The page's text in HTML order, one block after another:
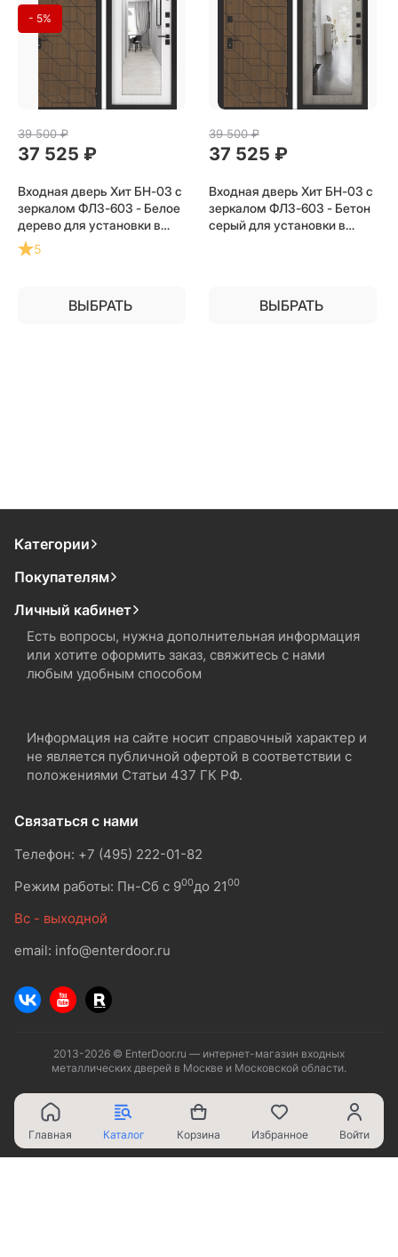
- 5%
39 500 ₽
37 525 ₽
Входная дверь Хит БН-03 с
зеркалом ФЛЗ-603 - Белое
дерево для установки в
квартиру
5
ВЫБРАТЬ
39 500 ₽
37 525 ₽
Входная дверь Хит БН-03 с
зеркалом ФЛЗ-603 - Бетон
серый для установки в
ВЫБРАТЬ
Категории
Покупателям
Личный кабинет
Есть вопросы, нужна дополнительная информация
или хотите оформить заказ, свяжитесь с нами
любым удобным способом
Информация на сайте носит справочный характер и
не является публичной офертой в соответствии с
положениями Статьи 437 ГК РФ.
Связаться с нами
Телефон: +7 (495) 222-01-82
Режим работы: Пн-Сб с 900до 2100
Вс - выходной
email: info@enterdoor.ru
2013-2026 © EnterDoor.ru — интернет-магазин входных
металлических дверей в Москве и Московской области.
Главная Каталог Корзина Избранное Войти